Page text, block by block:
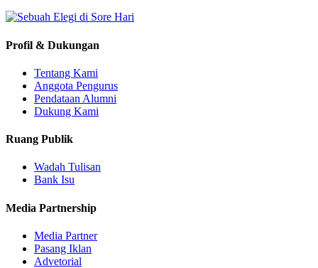
Profil & Dukungan
Tentang Kami
Anggota Pengurus
Pendataan Alumni
Dukung Kami
Ruang Publik
Wadah Tulisan
Bank Isu
Media Partnership
Media Partner
Pasang Iklan
Advetorial